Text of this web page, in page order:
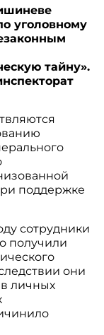
уголовному
тайну».
поддержке
сотрудники
получили
они
личных